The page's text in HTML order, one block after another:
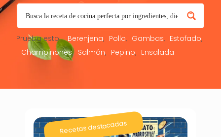
Prueba esto: Berenjena Pollo Gambas
Estofado
Champiñones
Salmón Pepino Ensalada
Recetas destacadas